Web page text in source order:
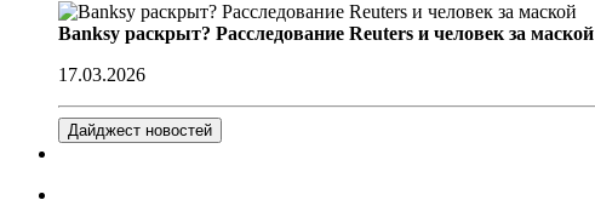
Banksy раскрыт? Расследование Reuters и человек за маской
17.03.2026
Дайджест новостей